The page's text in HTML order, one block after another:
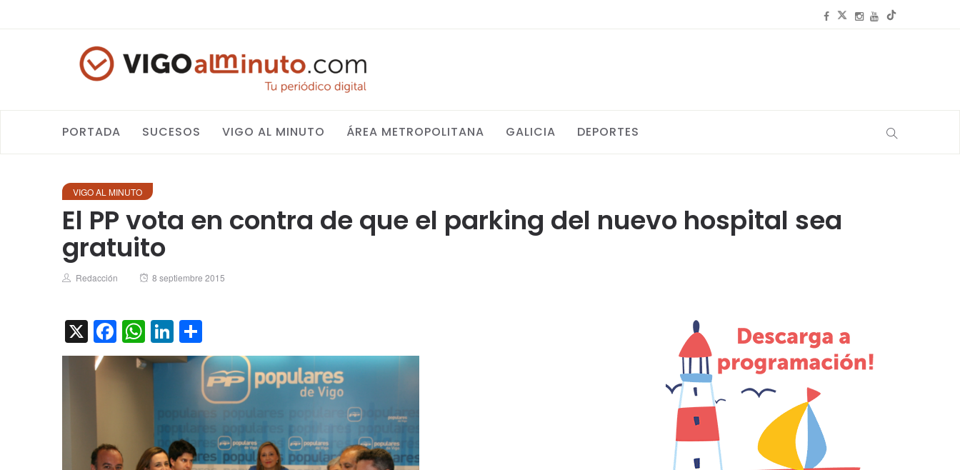
PORTADA SUCESOS VIGO AL MINUTO ÁREA METROPOLITANA GALICIA DEPORTES
VIGO AL MINUTO
El PP vota en contra de que el parking del nuevo hospital sea
gratuito
Author
Redacción
Posted
8 septiembre 2015
X Facebook
WhatsApp
LinkedIn